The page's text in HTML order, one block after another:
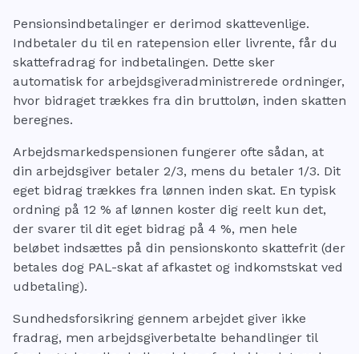
Pensionsindbetalinger er derimod skattevenlige.
Indbetaler du til en ratepension eller livrente, får du
skattefradrag for indbetalingen. Dette sker
automatisk for arbejdsgiveradministrerede ordninger,
hvor bidraget trækkes fra din bruttoløn, inden skatten
beregnes.
Arbejdsmarkedspensionen fungerer ofte sådan, at
din arbejdsgiver betaler 2/3, mens du betaler 1/3. Dit
eget bidrag trækkes fra lønnen inden skat. En typisk
ordning på 12 % af lønnen koster dig reelt kun det,
der svarer til dit eget bidrag på 4 %, men hele
beløbet indsættes på din pensionskonto skattefrit (der
betales dog PAL-skat af afkastet og indkomstskat ved
udbetaling).
Sundhedsforsikring gennem arbejdet giver ikke
fradrag, men arbejdsgiverbetalte behandlinger til